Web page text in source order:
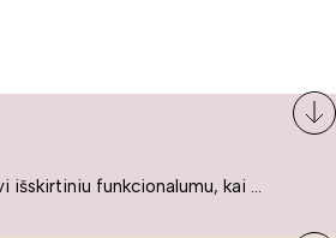
Šiuolaikiniai baldai žavi išskirtiniu funkcionalumu, kai kurie jų pelnytai net pavadinami meno kūriniais, nes jie tikrai yra išskirtiniai, originalūs ir puikiai atliepiantys į šiuolaikinių žmonių poreikius bei gyvenimo būdo ypatumus.